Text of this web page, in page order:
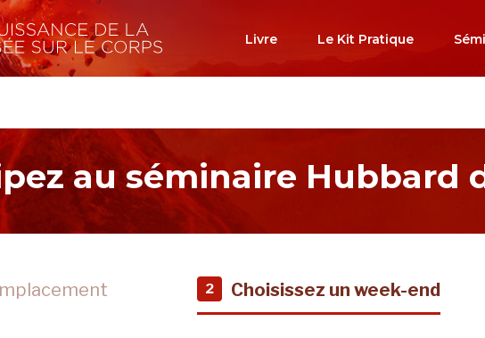
Livre Le Kit Pratique
au séminaire Hubbard
2 Choisissez un week-end